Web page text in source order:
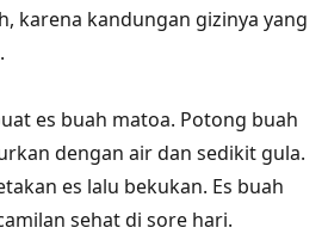
karena kandungan gizinya yang
es buah matoa. Potong buah
dengan air dan sedikit gula.
es lalu bekukan. Es buah
sehat di sore hari.